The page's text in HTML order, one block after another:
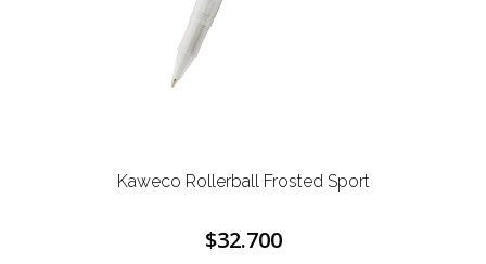
Kaweco Rollerball Frosted Sport
$32.700